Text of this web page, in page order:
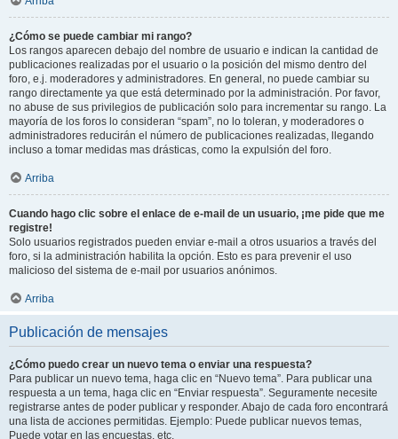
¿Cómo se puede cambiar mi rango?
Los rangos aparecen debajo del nombre de usuario e indican la cantidad de
publicaciones realizadas por el usuario o la posición del mismo dentro del
foro, e.j. moderadores y administradores. En general, no puede cambiar su
rango directamente ya que está determinado por la administración. Por favor,
no abuse de sus privilegios de publicación solo para incrementar su rango. La
mayoría de los foros lo consideran “spam”, no lo toleran, y moderadores o
administradores reducirán el número de publicaciones realizadas, llegando
incluso a tomar medidas mas drásticas, como la expulsión del foro.
Arriba
Cuando hago clic sobre el enlace de e-mail de un usuario, ¡me pide que me
registre!
Solo usuarios registrados pueden enviar e-mail a otros usuarios a través del
foro, si la administración habilita la opción. Esto es para prevenir el uso
malicioso del sistema de e-mail por usuarios anónimos.
Arriba
Publicación de mensajes
¿Cómo puedo crear un nuevo tema o enviar una respuesta?
Para publicar un nuevo tema, haga clic en “Nuevo tema”. Para publicar una
respuesta a un tema, haga clic en “Enviar respuesta”. Seguramente necesite
registrarse antes de poder publicar y responder. Abajo de cada foro encontrará
una lista de acciones permitidas. Ejemplo: Puede publicar nuevos temas,
Puede votar en las encuestas, etc.